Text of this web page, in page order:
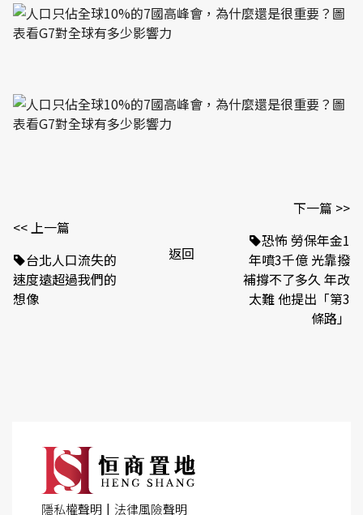
<< 上一篇
台北人口流失的
速度遠超過我們的
想像
返回
下一篇 >>
恐怖 勞保年金1
年噴3千億 光靠撥
補撐不了多久 年改
太難 他提出「第3
條路」
隱私權聲明 | 法律風險聲明